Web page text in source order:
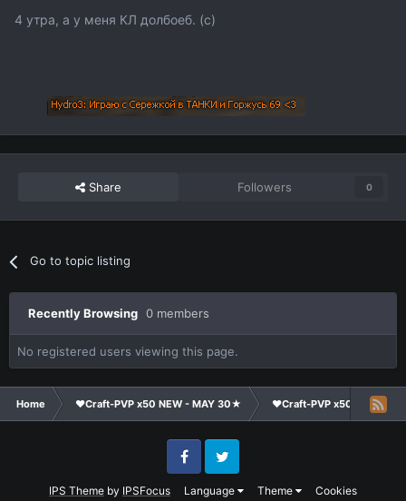
4 утра, а у меня КЛ долбоеб. (с)
Share Followers 0
Go to topic listing
Recently Browsing 0 members
No registered users viewing this page.
Home ❤Craft-PVP x50 NEW - MAY 30★ ❤Craft-PVP x50★
IPS Theme by IPSFocus Language Theme Cookies
FacebookTwitter